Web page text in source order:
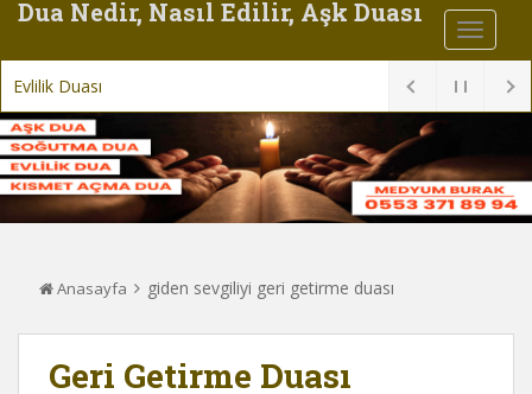
Dua Nedir, Nasıl Edilir, Aşk Duası
Evlilik Duası
Anasayfa giden sevgiliyi geri getirme duası
Geri Getirme Duası